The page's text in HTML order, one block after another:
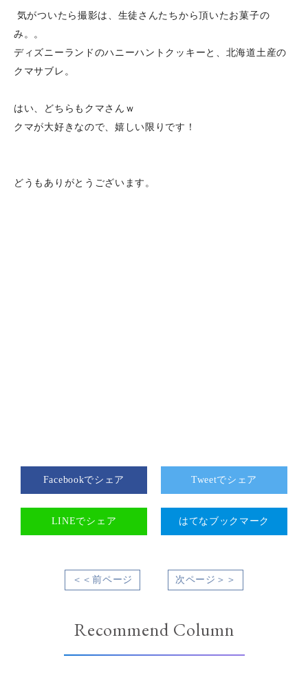
気がついたら撮影は、生徒さんたちから頂いたお菓子の
み。。
ディズニーランドのハニーハントクッキーと、北海道土産の
クマサブレ。
はい、どちらもクマさんｗ
クマが大好きなので、嬉しい限りです！
どうもありがとうございます。
Facebookでシェア Tweetでシェア
LINEでシェア はてなブックマーク
＜＜前ページ 次ページ＞＞
Recommend Column